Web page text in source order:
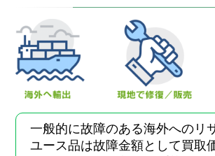
一般的に故障のある海外へのリ
ユース品は故障金額として買取